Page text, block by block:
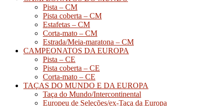
Pista – CM
Pista coberta – CM
Estafetas – CM
Corta-mato – CM
Estrada/Meia-maratona – CM
CAMPEONATOS DA EUROPA
Pista – CE
Pista coberta – CE
Corta-mato – CE
TAÇAS DO MUNDO E DA EUROPA
Taça do Mundo/Intercontinental
Europeu de Seleções/ex-Taça da Europa